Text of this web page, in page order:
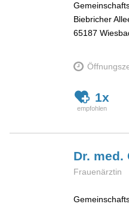
Biebricher
65187
1x
Dr.
Frauenärztin